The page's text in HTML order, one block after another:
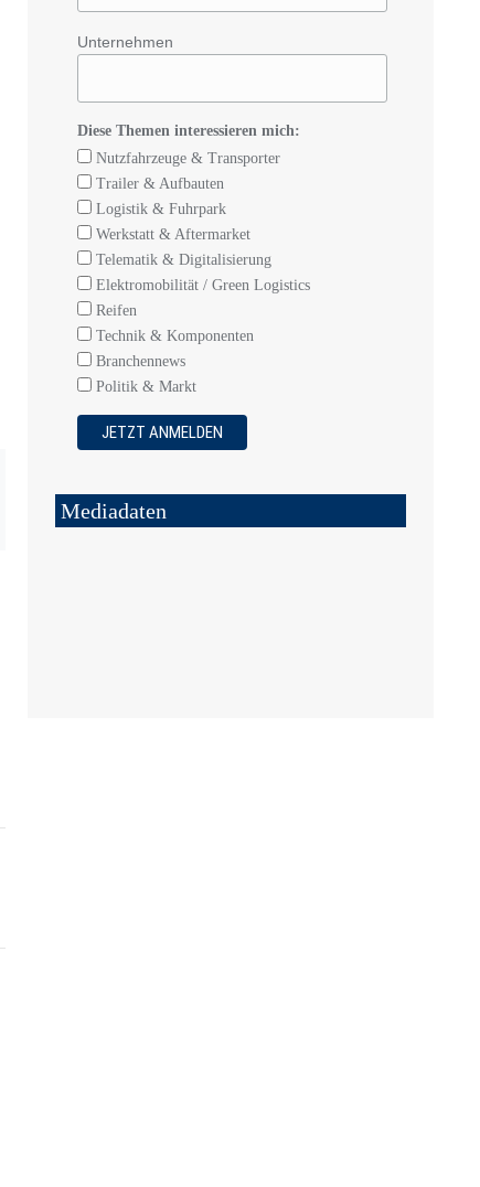
Unternehmen
Diese Themen interessieren mich:
Nutzfahrzeuge & Transporter
Trailer & Aufbauten
Logistik & Fuhrpark
Werkstatt & Aftermarket
Telematik & Digitalisierung
Elektromobilität / Green Logistics
Reifen
Technik & Komponenten
Branchennews
Politik & Markt
Mediadaten